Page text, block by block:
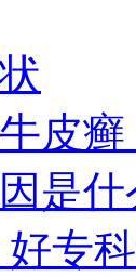
皮癣
是什
好专